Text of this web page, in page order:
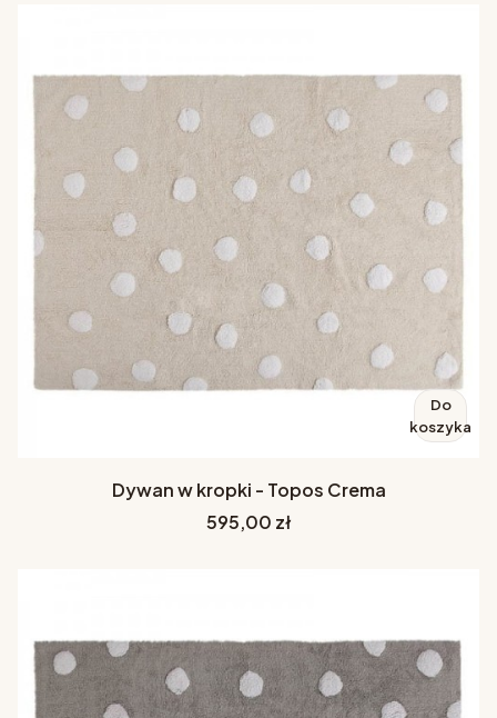
Do
koszyka
Dywan w kropki - Topos Crema
Cena
595,00 zł